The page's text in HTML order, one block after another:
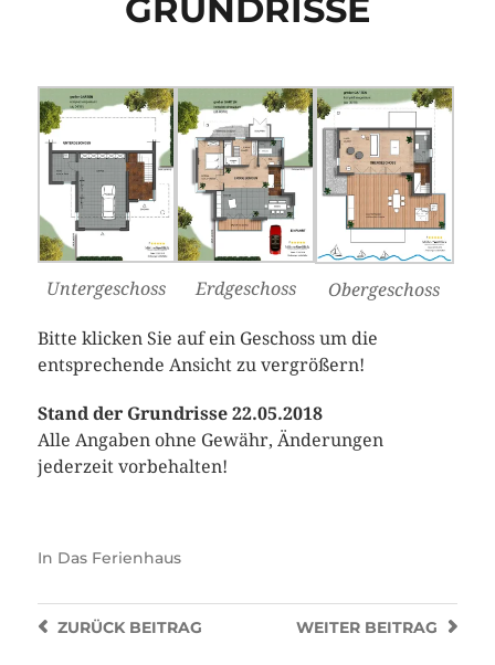
GRUNDRISSE
Untergeschoss Erdgeschoss Obergeschoss
Bitte klicken Sie auf ein Geschoss um die
entsprechende Ansicht zu vergrößern!
Stand der Grundrisse 22.05.2018
Alle Angaben ohne Gewähr, Änderungen
jederzeit vorbehalten!
In Das Ferienhaus
WEITER BEITRAG
ZURÜCKBEITRAG